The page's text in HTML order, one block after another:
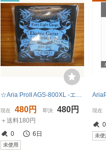
現在 480円 即決 480円
＋送料180円
0
6日
未使用
現在
0
未使